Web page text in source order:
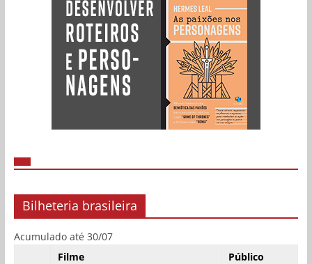
Bilheteria brasileira
Acumulado até 30/07
Filme
Público